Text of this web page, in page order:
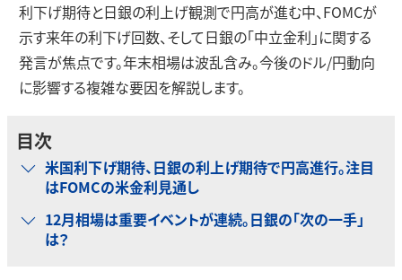
利下げ期待と日銀の利上げ観測で円高が進む中、FOMCが
示す来年の利下げ回数、そして日銀の「中立金利」に関する
発言が焦点です。年末相場は波乱含み。今後のドル/円動向
に影響する複雑な要因を解説します。
目次
米国利下げ期待、日銀の利上げ期待で円高進行。注目
はFOMCの米金利見通し
12月相場は重要イベントが連続。日銀の「次の一手」
は？